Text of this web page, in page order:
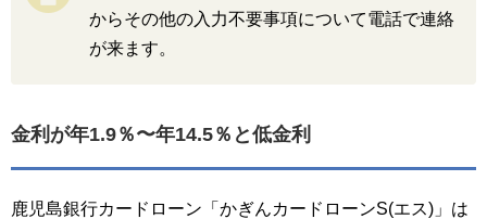
からその他の入力不要事項について電話で連絡
が来ます。
金利が年1.9％〜年14.5％と低金利
鹿児島銀行カードローン「かぎんカードローンS(エス)」は